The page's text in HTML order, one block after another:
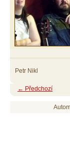
Petr Nikl
← Předchozí